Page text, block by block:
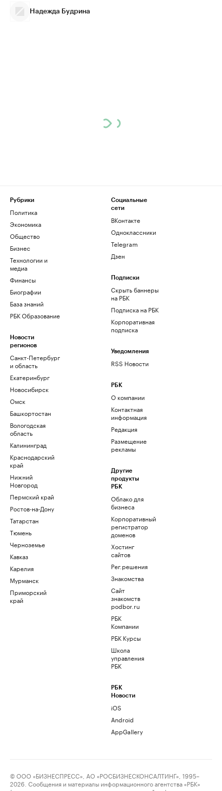
Надежда Будрина
Рубрики
Политика
Экономика
Общество
Бизнес
Технологии и
медиа
Финансы
Биографии
База знаний
РБК Образование
Новости
регионов
Санкт-Петербург
и область
Екатеринбург
Новосибирск
Омск
Башкортостан
Вологодская
область
Калининград
Краснодарский
край
Нижний
Новгород
Пермский край
Ростов-на-Дону
Татарстан
Тюмень
Черноземье
Кавказ
Карелия
Мурманск
Приморский
край
Социальные
сети
ВКонтакте
Одноклассники
Telegram
Дзен
Подписки
Скрыть баннеры
на РБК
Подписка на РБК
Корпоративная
подписка
Уведомления
RSS Новости
РБК
О компании
Контактная
информация
Редакция
Размещение
рекламы
Другие
продукты
РБК
Облако для
бизнеса
Корпоративный
регистратор
доменов
Хостинг
сайтов
Рег.решения
Знакомства
Сайт
знакомств
podbor.ru
РБК
Компании
РБК Курсы
Школа
управления
РБК
РБК
Новости
iOS
Android
AppGallery
© ООО «БИЗНЕСПРЕСС», АО «РОСБИЗНЕСКОНСАЛТИНГ», 1995–
2026. Сообщения и материалы информационного агентства «РБК»